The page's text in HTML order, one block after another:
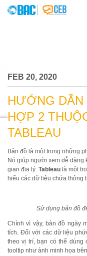
FEB 20, 2020
HƯỚNG
HỢP 2
TABLEAU
Bản đồ là một trong những
Nó giúp người xem dễ dàng
gian địa lý. Tableau là một
hiểu các dữ liệu chứa thông
Sử dụng bản đồ
Chính vì vậy, bản đồ ngày
tích. Đối với các dữ liệu
theo vị trí, bạn có thể dùng
tooltip như ảnh minh họa